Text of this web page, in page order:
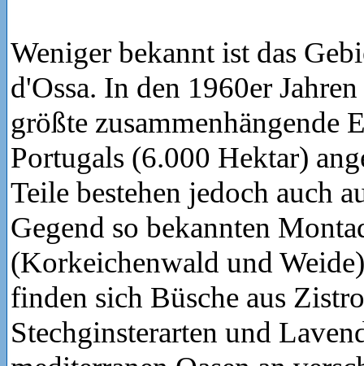
Weniger bekannt ist das
d'Ossa. In den 1960er
größte zusammenhängende
Portugals (6.000 Hektar)
Teile bestehen jedoch auch
Gegend so bekannten
(Korkeichenwald und
finden sich Büsche aus
Stechginsterarten und